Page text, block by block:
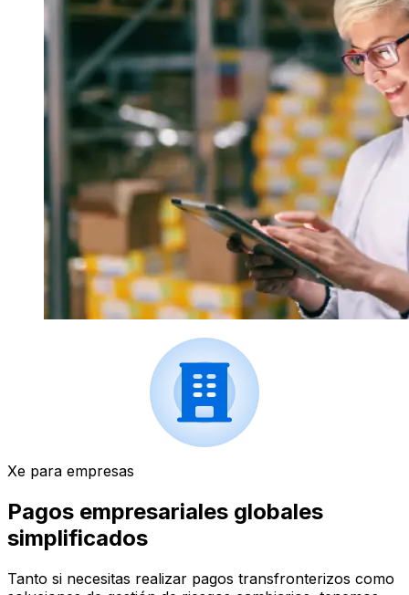
Xe para empresas
Pagos empresariales globales
simplificados
Tanto si necesitas realizar pagos transfronterizos como